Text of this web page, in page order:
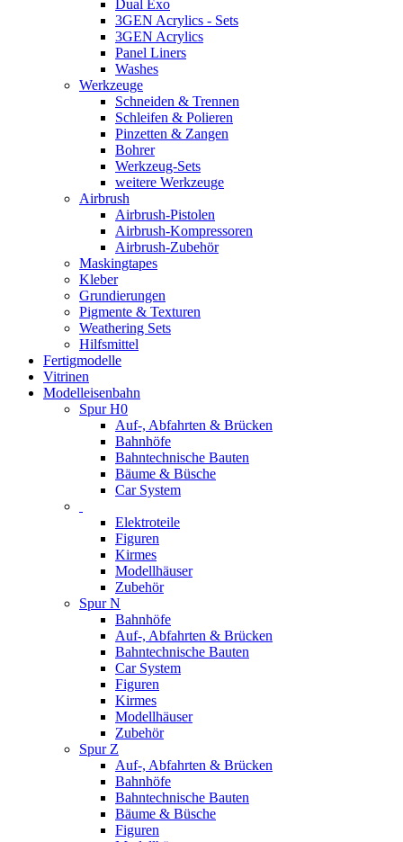
Dual Exo
3GEN Acrylics - Sets
3GEN Acrylics
Panel Liners
Washes
Werkzeuge
Schneiden & Trennen
Schleifen & Polieren
Pinzetten & Zangen
Bohrer
Werkzeug-Sets
weitere Werkzeuge
Airbrush
Airbrush-Pistolen
Airbrush-Kompressoren
Airbrush-Zubehör
Maskingtapes
Kleber
Grundierungen
Pigmente & Texturen
Weathering Sets
Hilfsmittel
Fertigmodelle
Vitrinen
Modelleisenbahn
Spur H0
Auf-, Abfahrten & Brücken
Bahnhöfe
Bahntechnische Bauten
Bäume & Büsche
Car System
Elektroteile
Figuren
Kirmes
Modellhäuser
Zubehör
Spur N
Bahnhöfe
Auf-, Abfahrten & Brücken
Bahntechnische Bauten
Car System
Figuren
Kirmes
Modellhäuser
Zubehör
Spur Z
Auf-, Abfahrten & Brücken
Bahnhöfe
Bahntechnische Bauten
Bäume & Büsche
Figuren